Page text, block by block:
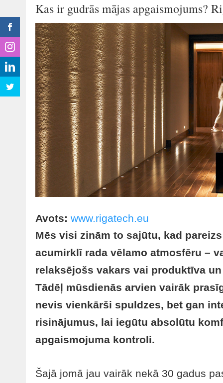
Kas ir gudrās mājas apgaismojums?
Avots: www.rigatech.eu
Mēs visi zinām to sajūtu, kad
acumirklī rada vēlamo atmosfēru –
relaksējošs vakars vai produktīva
Tādēļ mūsdienās arvien vairāk
nevis vienkārši spuldzes, bet gan
risinājumus, lai iegūtu absolūtu
apgaismojuma kontroli.
Šajā jomā jau vairāk nekā 30 gadus